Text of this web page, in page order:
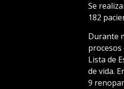
Se
182
Durante
Lista de
de vida.
9